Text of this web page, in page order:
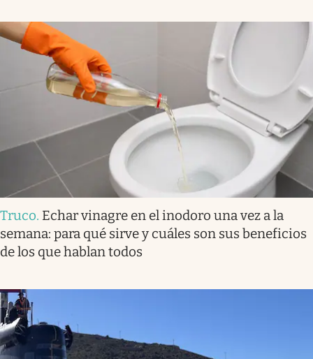
Truco. Echar vinagre en el inodoro una vez a la
semana: para qué sirve y cuáles son sus beneficios
de los que hablan todos